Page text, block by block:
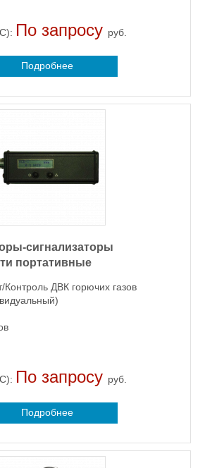
По запросу руб.
Подробнее
сигнализаторы
портативные
Контроль ДВК горючих газов
По запросу руб.
Подробнее